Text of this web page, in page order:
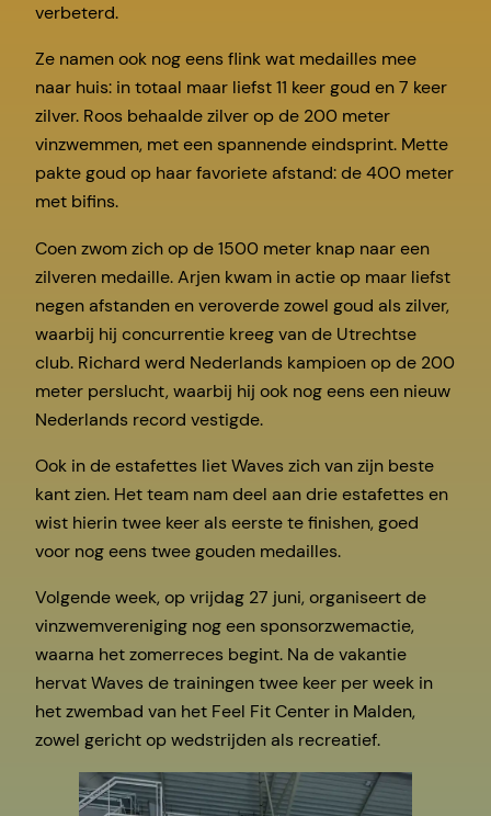
verbeterd.
Ze namen ook nog eens flink wat medailles mee
naar huis: in totaal maar liefst 11 keer goud en 7 keer
zilver. Roos behaalde zilver op de 200 meter
vinzwemmen, met een spannende eindsprint. Mette
pakte goud op haar favoriete afstand: de 400 meter
met bifins.
Coen zwom zich op de 1500 meter knap naar een
zilveren medaille. Arjen kwam in actie op maar liefst
negen afstanden en veroverde zowel goud als zilver,
waarbij hij concurrentie kreeg van de Utrechtse
club. Richard werd Nederlands kampioen op de 200
meter perslucht, waarbij hij ook nog eens een nieuw
Nederlands record vestigde.
Ook in de estafettes liet Waves zich van zijn beste
kant zien. Het team nam deel aan drie estafettes en
wist hierin twee keer als eerste te finishen, goed
voor nog eens twee gouden medailles.
Volgende week, op vrijdag 27 juni, organiseert de
vinzwemvereniging nog een sponsorzwemactie,
waarna het zomerreces begint. Na de vakantie
hervat Waves de trainingen twee keer per week in
het zwembad van het Feel Fit Center in Malden,
zowel gericht op wedstrijden als recreatief.